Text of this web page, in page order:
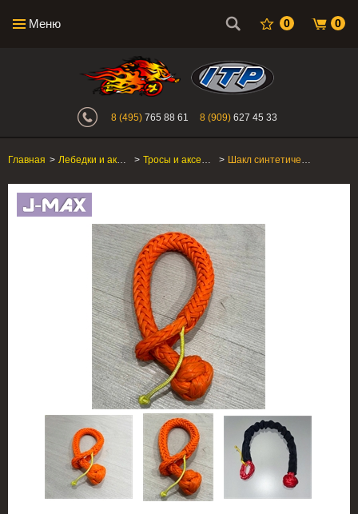
Меню 0 0
Интернет-магазин "Поросенок".
8 (495) 765 88 61 8 (909) 627 45 33
Главная > Лебедки и аксессуары > Тросы и аксессуары > Шакл синтетический для лебедки для квадроцикла J-MAX ORANGE